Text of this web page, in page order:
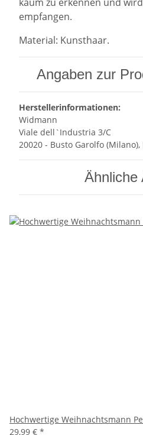
empfangen.
Material: Kunsthaar.
Angaben zur
Herstellerinformationen:
Widmann
Viale dell`Industria 3/C
20020 - Busto Garolfo
Ähnliche
Hochwertige Weihnachtsmann
29,99 € *